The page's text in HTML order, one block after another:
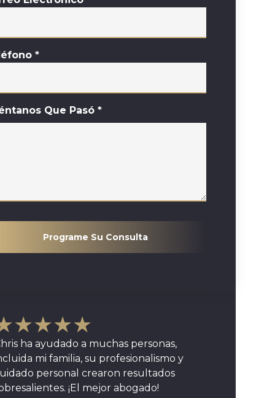
*
Que Pasó *
Programe Su Consulta
ha ayudado a muchas personas,
mi familia, su profesionalismo y
personal crearon resultados
¡El mejor abogado!